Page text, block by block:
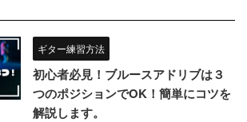
ギター練習方法
初心者必見！ブルースアドリブは３
つのポジションでOK！簡単にコツを
解説します。